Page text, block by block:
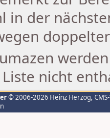
in der
nicht
© 2006-2026 Heinz Herzog,